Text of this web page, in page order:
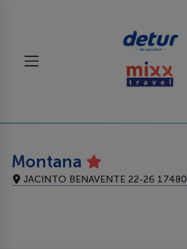
Montana
JACINTO BENAVENTE 22-26 17480